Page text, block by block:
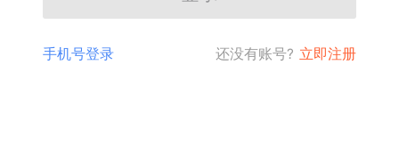
手机号登录 还没有账号? 立即注册